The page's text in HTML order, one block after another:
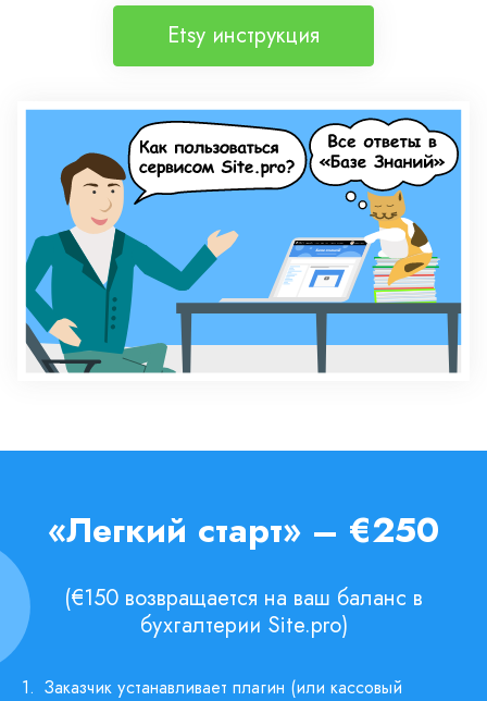
Etsy инструкция
«Легкий старт» – €250
(€150 возвращается на ваш баланс в
бухгалтерии Site.pro)
1. Заказчик устанавливает плагин (или кассовый